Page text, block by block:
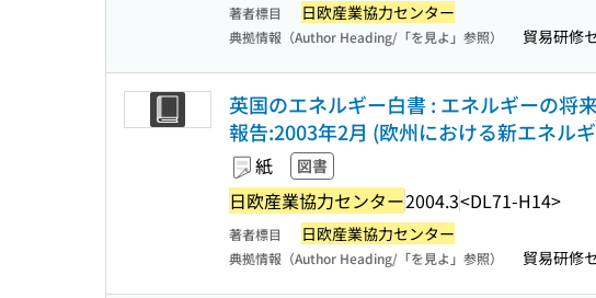
著者標目 日欧産業協力センター
典拠情報（Author Heading/「を見よ」参照） 貿易研修
英国のエネルギー白書 : エネルギーの将
報告:2003年2月 (欧州における新エネル
紙 図書
日欧産業協力センター2004.3<DL71-H14>
著者標目 日欧産業協力センター
典拠情報（Author Heading/「を見よ」参照） 貿易研修